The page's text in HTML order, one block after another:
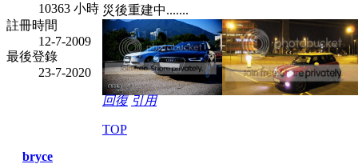
10363 小時
註冊時間
12-7-2009
最後登錄
23-7-2020
災後重建中.......
回復 引用
TOP
bryce